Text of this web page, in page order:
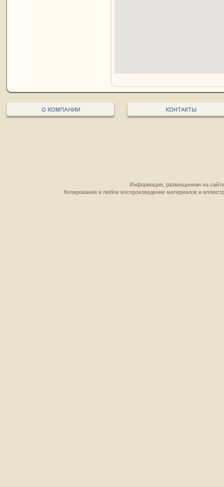
Информация, размещенная на
Копирование и любое воспроизведение материалов и